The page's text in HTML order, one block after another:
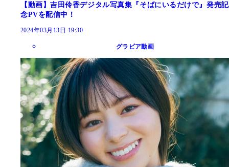
【動画】吉田伶香デジタル写真集『そばにいるだけで』発売記
念PVを配信中！
2024年03月13日 19:30
グラビア動画